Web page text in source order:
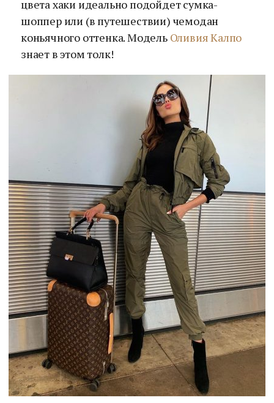
цвета хаки идеально подойдет сумка-
шоппер или (в путешествии) чемодан
коньячного оттенка. Модель Оливия Калпо
знает в этом толк!